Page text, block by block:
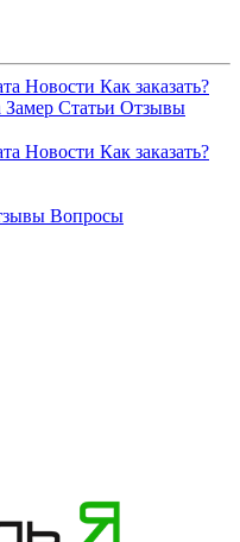
Новости Как заказать?
Замер Статьи Отзывы
Новости Как заказать?
Вопросы